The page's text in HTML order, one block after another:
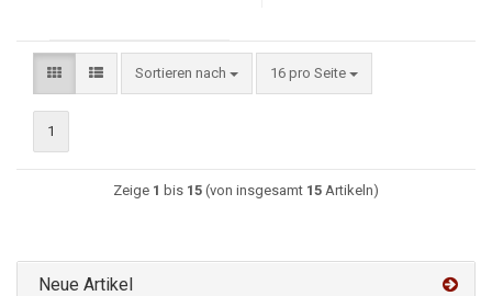
Sortieren nach 16 pro Seite
1
Zeige 1 bis 15 (von insgesamt 15 Artikeln)
Neue Artikel